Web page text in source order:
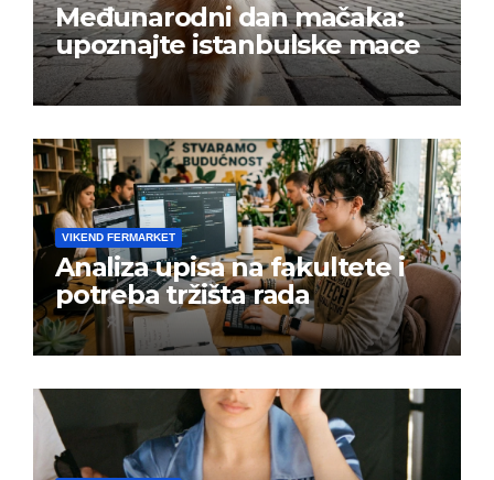
Međunarodni dan mačaka:
upoznajte istanbulske mace
VIKEND FERMARKET
Analiza upisa na fakultete i
potreba tržišta rada